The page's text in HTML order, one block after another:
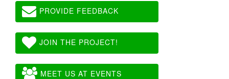
PROVIDE FEEDBACK
JOIN THE PROJECT!
MEET US AT EVENTS